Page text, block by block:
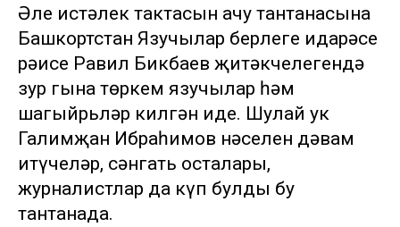
Әле истәлек тактасын ачу тантанасына
Башкортстан Язучылар берлеге идарәсе
рәисе Равил Бикбаев җитәкчелегендә
зур гына төркем язучылар һәм
шагыйрьләр килгән иде. Шулай ук
Галимҗан Ибраһимов нәселен дәвам
итүчеләр, сәнгать осталары,
журналистлар да күп булды бу
тантанада.